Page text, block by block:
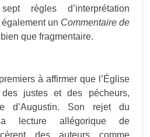
règles d’interprétation
un Commentaire de
que fragmentaire.
à affirmer que l’Église
justes et des pécheurs,
d’Augustin. Son rejet du
lecture allégorique de
des auteurs comme